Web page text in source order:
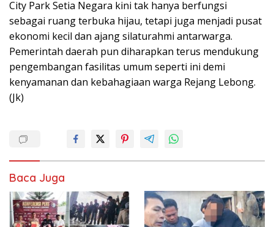
City Park Setia Negara kini tak hanya berfungsi
sebagai ruang terbuka hijau, tetapi juga menjadi pusat
ekonomi kecil dan ajang silaturahmi antarwarga.
Pemerintah daerah pun diharapkan terus mendukung
pengembangan fasilitas umum seperti ini demi
kenyamanan dan kebahagiaan warga Rejang Lebong.
(Jk)
Baca Juga